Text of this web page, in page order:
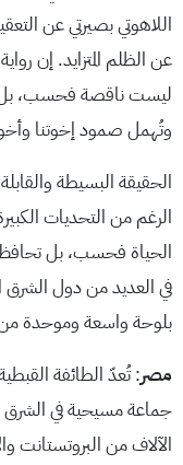
اللاهوتي بصيرتي عن
عن الظلم المتزايد. إن
ليست ناقصة فحسب، بل
وتُهمل صمود إخوتنا
الحقيقة البسيطة
الرغم من التحديات
الحياة فحسب، بل
في العديد من دول
بلوحة واسعة وموحدة
مصر: تُعدّ الطائفة القبطية
جماعة مسيحية في الشرق
الآلاف من البروتستانت